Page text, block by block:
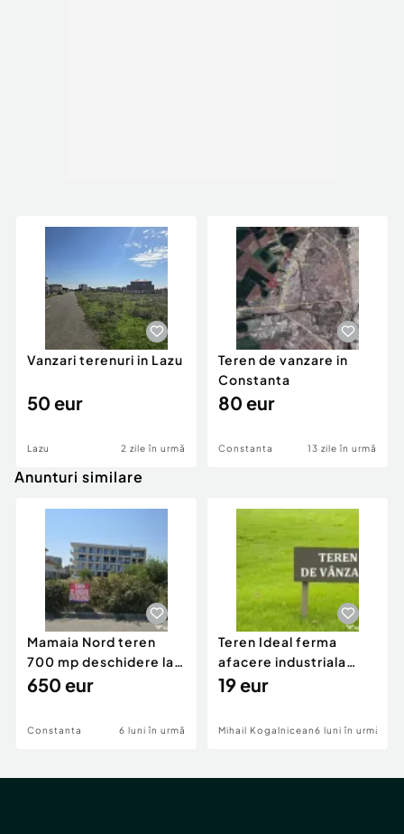
Vanzari terenuri in Lazu
50 eur
Lazu 2 zile în urmă
Teren de vanzare in
Constanta
80 eur
Constanta 13 zile în urmă
Anunturi similare
Mamaia Nord teren
700 mp deschidere la
D24 si D25
650 eur
Constanta 6 luni în urmă
Teren Ideal ferma
afacere industriala
deschidere 71 ml la
19 eur
Mihail Kogalniceanu6 luni în urmă